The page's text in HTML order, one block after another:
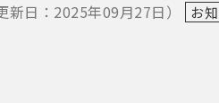
新日：2025年09月27日） お